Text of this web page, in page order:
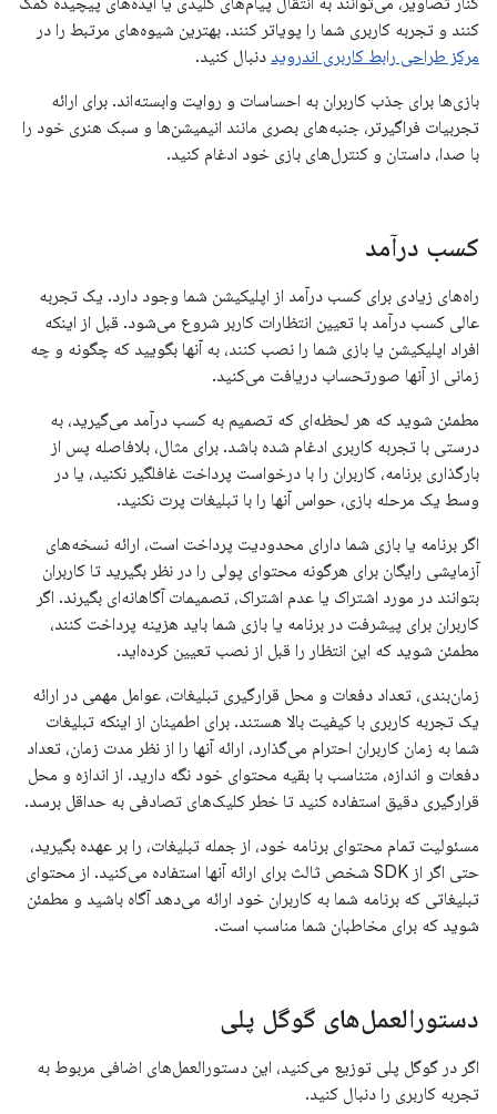
کنند و تجربه کاربری شما را پویاتر کنند. بهترین شیوه‌های مرتبط را در
مرکز طراحی رابط کاربری اندروید دنبال کنید.
بازی‌ها برای جذب کاربران به احساسات و روایت وابسته‌اند. برای ارائه
تجربیات فراگیرتر، جنبه‌های بصری مانند انیمیشن‌ها و سبک هنری خود را
با صدا، داستان و کنترل‌های بازی خود ادغام کنید.
کسب درآمد
راه‌های زیادی برای کسب درآمد از اپلیکیشن شما وجود دارد. یک تجربه
عالی کسب درآمد با تعیین انتظارات کاربر شروع می‌شود. قبل از اینکه
افراد اپلیکیشن یا بازی شما را نصب کنند، به آنها بگویید که چگونه و چه
زمانی از آنها صورتحساب دریافت می‌کنید.
مطمئن شوید که هر لحظه‌ای که تصمیم به کسب درآمد می‌گیرید، به
درستی با تجربه کاربری ادغام شده باشد. برای مثال، بلافاصله پس از
بارگذاری برنامه، کاربران را با درخواست پرداخت غافلگیر نکنید، یا در
وسط یک مرحله بازی، حواس آنها را با تبلیغات پرت نکنید.
اگر برنامه یا بازی شما دارای محدودیت پرداخت است، ارائه نسخه‌های
آزمایشی رایگان برای هرگونه محتوای پولی را در نظر بگیرید تا کاربران
بتوانند در مورد اشتراک یا عدم اشتراک، تصمیمات آگاهانه‌ای بگیرند. اگر
کاربران برای پیشرفت در برنامه یا بازی شما باید هزینه پرداخت کنند،
مطمئن شوید که این انتظار را قبل از نصب تعیین کرده‌اید.
زمان‌بندی، تعداد دفعات و محل قرارگیری تبلیغات، عوامل مهمی در ارائه
یک تجربه کاربری با کیفیت بالا هستند. برای اطمینان از اینکه تبلیغات
شما به زمان کاربران احترام می‌گذارد، ارائه آنها را از نظر مدت زمان، تعداد
دفعات و اندازه، متناسب با بقیه محتوای خود نگه دارید. از اندازه و محل
قرارگیری دقیق استفاده کنید تا خطر کلیک‌های تصادفی به حداقل برسد.
مسئولیت تمام محتوای برنامه خود، از جمله تبلیغات، را بر عهده بگیرید،
حتی اگر از SDK شخص ثالث برای ارائه آنها استفاده می‌کنید. از محتوای
تبلیغاتی که برنامه شما به کاربران خود ارائه می‌دهد آگاه باشید و مطمئن
شوید که برای مخاطبان شما مناسب است.
دستورالعمل‌های گوگل پلی
اگر در گوگل پلی توزیع می‌کنید، این دستورالعمل‌های اضافی مربوط به
تجربه کاربری را دنبال کنید.